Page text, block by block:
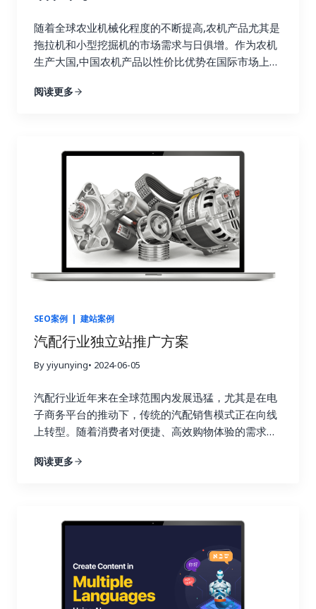
随着全球农业机械化程度的不断提高,农机产品尤其是
拖拉机和小型挖掘机的市场需求与日俱增。作为农机
生产大国,中国农机产品以性价比优势在国际市场上极
化销售,成为制约中国农机企业拓展国际市场的关键瓶
为农机企业系统性地制定出一整套行之有效的线上营
销推广解决方案。
阅读更多
SEO案例 | 建站案例
汽配行业独立站推广方案
By yiyunying• 2024-06-05
汽配行业近年来在全球范围内发展迅猛，尤其是在电
子商务平台的推动下，传统的汽配销售模式正在向线
上转型。随着消费者对便捷、高效购物体验的需求增
提升客户体验、扩展市场覆盖面。独立站不仅能够避
阅读更多